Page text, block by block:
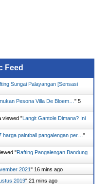
Feed
Sungai Palayangan [Sensasi
Pesona Villa De Bloem… " 5
viewed "Langit Gantole Dimana? Ini
harga paintball pangalengan per… "
"Rafting Pangalengan Bandung
2021" 16 mins ago
2019" 21 mins ago